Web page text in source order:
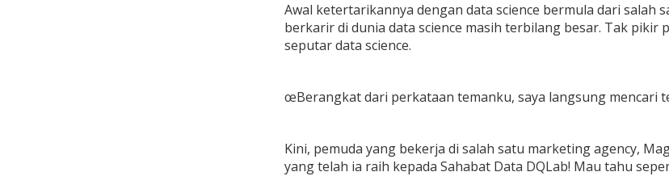
Awal ketertarikannya dengan data science bermula dari salah
berkarir di dunia data science masih terbilang besar. Tak
seputar data science.
œBerangkat dari perkataan temanku, saya langsung mencari
Kini, pemuda yang bekerja di salah satu marketing agency,
yang telah ia raih kepada Sahabat Data DQLab! Mau tahu